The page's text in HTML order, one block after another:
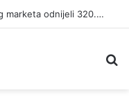
Maskirani razbojnici iz budvanskog marketa odnijeli 320.000 evra